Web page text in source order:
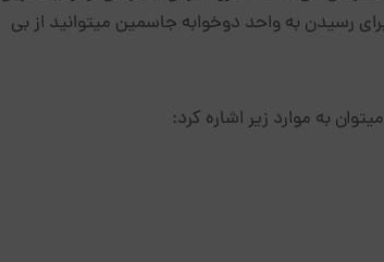
رسیدن به واحد دوخوابه جاسمین میتوانید از بی